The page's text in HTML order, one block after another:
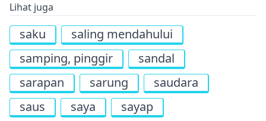
Lihat juga
saku
saling mendahului
samping, pinggir
sandal
sarapan
sarung
saudara
saus
saya
sayap